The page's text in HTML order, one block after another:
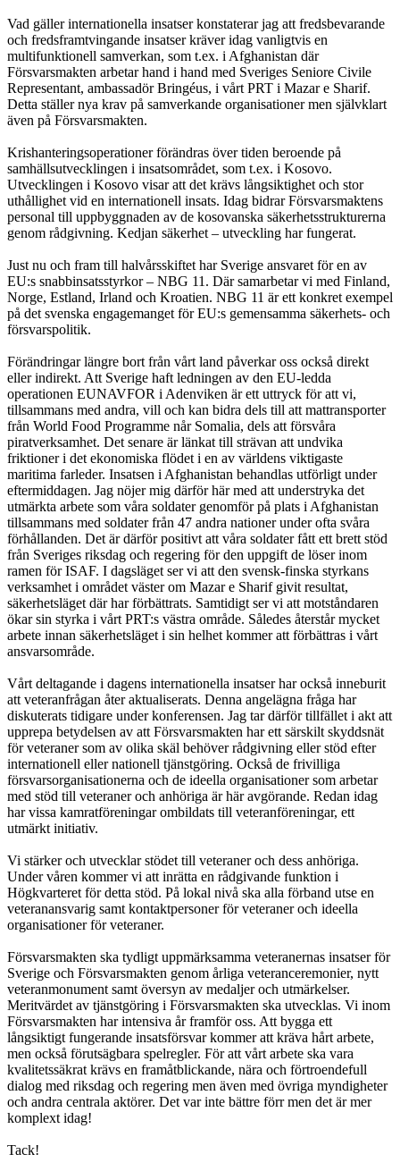
Vad gäller internationella insatser konstaterar jag att fredsbevarande
och fredsframtvingande insatser kräver idag vanligtvis en
multifunktionell samverkan, som t.ex. i Afghanistan där
Försvarsmakten arbetar hand i hand med Sveriges Seniore Civile
Representant, ambassadör Bringéus, i vårt PRT i Mazar e Sharif.
Detta ställer nya krav på samverkande organisationer men självklart
även på Försvarsmakten.
Krishanteringsoperationer förändras över tiden beroende på
samhällsutvecklingen i insatsområdet, som t.ex. i Kosovo.
Utvecklingen i Kosovo visar att det krävs långsiktighet och stor
uthållighet vid en internationell insats. Idag bidrar Försvarsmaktens
personal till uppbyggnaden av de kosovanska säkerhetsstrukturerna
genom rådgivning. Kedjan säkerhet – utveckling har fungerat.
Just nu och fram till halvårsskiftet har Sverige ansvaret för en av
EU:s snabbinsatsstyrkor – NBG 11. Där samarbetar vi med Finland,
Norge, Estland, Irland och Kroatien. NBG 11 är ett konkret exempel
på det svenska engagemanget för EU:s gemensamma säkerhets- och
försvarspolitik.
Förändringar längre bort från vårt land påverkar oss också direkt
eller indirekt. Att Sverige haft ledningen av den EU-ledda
operationen EUNAVFOR i Adenviken är ett uttryck för att vi,
tillsammans med andra, vill och kan bidra dels till att mattransporter
från World Food Programme når Somalia, dels att försvåra
piratverksamhet. Det senare är länkat till strävan att undvika
friktioner i det ekonomiska flödet i en av världens viktigaste
maritima farleder. Insatsen i Afghanistan behandlas utförligt under
eftermiddagen. Jag nöjer mig därför här med att understryka det
utmärkta arbete som våra soldater genomför på plats i Afghanistan
tillsammans med soldater från 47 andra nationer under ofta svåra
förhållanden. Det är därför positivt att våra soldater fått ett brett stöd
från Sveriges riksdag och regering för den uppgift de löser inom
ramen för ISAF. I dagsläget ser vi att den svensk-finska styrkans
verksamhet i området väster om Mazar e Sharif givit resultat,
säkerhetsläget där har förbättrats. Samtidigt ser vi att motståndaren
ökar sin styrka i vårt PRT:s västra område. Således återstår mycket
arbete innan säkerhetsläget i sin helhet kommer att förbättras i vårt
ansvarsområde.
Vårt deltagande i dagens internationella insatser har också inneburit
att veteranfrågan åter aktualiserats. Denna angelägna fråga har
diskuterats tidigare under konferensen. Jag tar därför tillfället i akt att
upprepa betydelsen av att Försvarsmakten har ett särskilt skyddsnät
för veteraner som av olika skäl behöver rådgivning eller stöd efter
internationell eller nationell tjänstgöring. Också de frivilliga
försvarsorganisationerna och de ideella organisationer som arbetar
med stöd till veteraner och anhöriga är här avgörande. Redan idag
har vissa kamratföreningar ombildats till veteranföreningar, ett
utmärkt initiativ.
Vi stärker och utvecklar stödet till veteraner och dess anhöriga.
Under våren kommer vi att inrätta en rådgivande funktion i
Högkvarteret för detta stöd. På lokal nivå ska alla förband utse en
veteranansvarig samt kontaktpersoner för veteraner och ideella
organisationer för veteraner.
Försvarsmakten ska tydligt uppmärksamma veteranernas insatser för
Sverige och Försvarsmakten genom årliga veteranceremonier, nytt
veteranmonument samt översyn av medaljer och utmärkelser.
Meritvärdet av tjänstgöring i Försvarsmakten ska utvecklas. Vi inom
Försvarsmakten har intensiva år framför oss. Att bygga ett
långsiktigt fungerande insatsförsvar kommer att kräva hårt arbete,
men också förutsägbara spelregler. För att vårt arbete ska vara
kvalitetssäkrat krävs en framåtblickande, nära och förtroendefull
dialog med riksdag och regering men även med övriga myndigheter
och andra centrala aktörer. Det var inte bättre förr men det är mer
komplext idag!
Tack!